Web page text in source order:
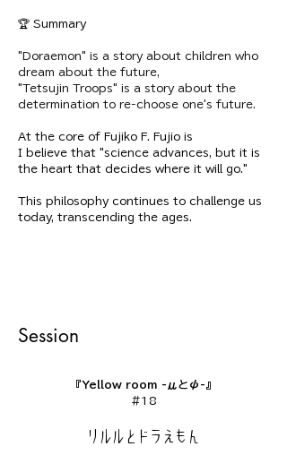
🏆 Summary
"Doraemon" is a story about children who
dream about the future,
"Tetsujin Troops" is a story about the
determination to re-choose one's future.
At the core of Fujiko F. Fujio is
I believe that "science advances, but it is
the heart that decides where it will go."
This philosophy continues to challenge us
today, transcending the ages.
Session
『Yellow room -μとψ-』
#18
リルルとドラえもん